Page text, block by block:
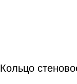
Кольцо